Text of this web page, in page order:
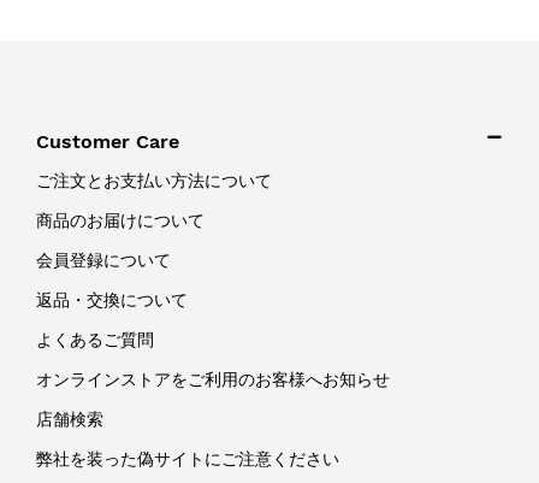
Customer Care
ご注文とお支払い方法について
商品のお届けについて
会員登録について
返品・交換について
よくあるご質問
オンラインストアをご利用のお客様へお知らせ
店舗検索
弊社を装った偽サイトにご注意ください